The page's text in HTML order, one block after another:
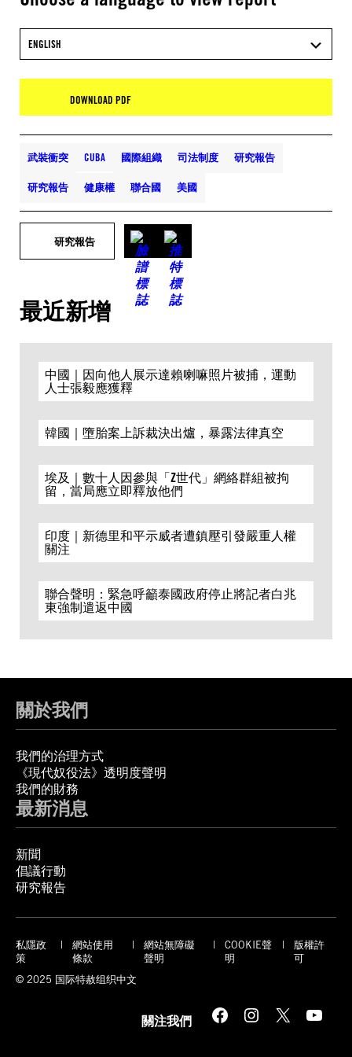
ENGLISH
DOWNLOAD PDF
武裝衝突 CUBA 國際組織 司法制度 研究報告
研究報告 健康權 聯合國 美國
研究報告
最近新增
中國｜因向他人展示達賴喇嘛照片被捕，運動
人士張毅應獲釋
韓國｜墮胎案上訴裁決出爐，暴露法律真空
埃及｜數十人因參與「Z世代」網絡群組被拘
留，當局應立即釋放他們
印度｜新德里和平示威者遭鎮壓引發嚴重人權
關注
聯合聲明：緊急呼籲泰國政府停止將記者白兆
東強制遣返中國
關於我們
我們的治理方式
《現代奴役法》透明度聲明
我們的財務
最新消息
新聞
倡議行動
研究報告
私隱政
策
網站使用
條款
網站無障礙
聲明
COOKIE聲
明
版權許
可
© 2025 国际特赦组织中文
關注我們 Facebook Instagram X YouTube